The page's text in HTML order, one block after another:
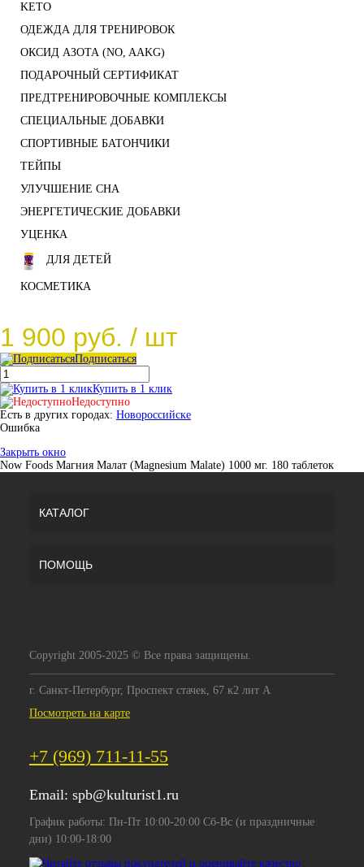
KETO
ОДЕЖДА ДЛЯ ТРЕНИРОВОК
ОКСИД АЗОТА (NO, AAKG)
ПОДАРОЧНЫЙ СЕРТИФИКАТ
ПРЕДТРЕНИРОВОЧНЫЕ КОМПЛЕКСЫ
СПЕЦИАЛЬНЫЕ ДОБАВКИ
СПОРТИВНЫЕ БАТОНЧИКИ
ТЕЙПЫ
УЛУЧШЕНИЕ СНА
ЭНЕРГЕТИЧЕСКИЕ ДОБАВКИ
УЦЕНКА
ДЛЯ ДЕТЕЙ
КОСМЕТИКА
1 900 руб. / шт
Подписаться
Купить в 1 клик
Недоступно
Есть в других городах: Новороссийске
Ошибка
Закрыть окно
Now Foods Магния Малат (Magnesium Malate) 1000 мг. 180 таблеток
КАТАЛОГ
ПОМОЩЬ
Copyright 2005-2025 © Все права защищены.
г. Санкт-Петербург, Проспект стачек, 67 к2 лит А
Посмотреть на карте
+7 (969) 711-11-55
Email: spb@kulturist1.ru
График работы: Пн-Пт 10:00-20:00 Сб-Вс (и праздничные
дни) 10:00-18:00